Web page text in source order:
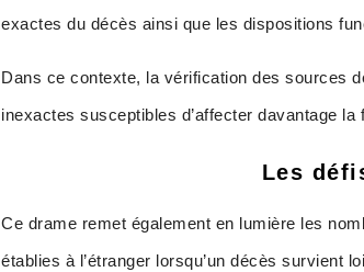
exactes du décès ainsi que les dispositions
Dans ce contexte, la vérification des sources
inexactes susceptibles d’affecter davantage la
Les
Ce drame remet également en lumière les
établies à l’étranger lorsqu’un décès survient